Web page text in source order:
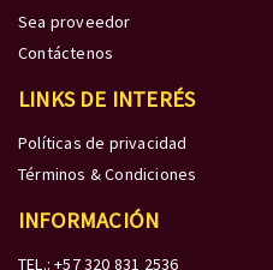
Sea proveedor
Contáctenos
LINKS DE INTERÉS
Políticas de privacidad
Términos & Condiciones
INFORMACIÓN
TEL.: +57 320 831 2536